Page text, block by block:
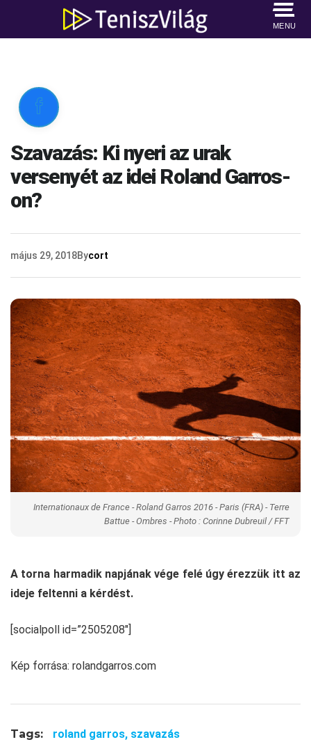
MENU

Szavazás: Ki nyeri az urak
versenyét az idei Roland Garros-
on?
május 29, 2018Bycort
Internationaux de France - Roland Garros 2016 - Paris (FRA) - Terre
Battue - Ombres - Photo : Corinne Dubreuil / FFT
A torna harmadik napjának vége felé úgy érezzük itt az
ideje feltenni a kérdést.
[socialpoll id=”2505208″]
Kép forrása: rolandgarros.com
Tags: roland garros, szavazás